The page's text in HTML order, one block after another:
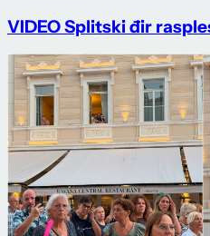
VIDEO Splitski đir